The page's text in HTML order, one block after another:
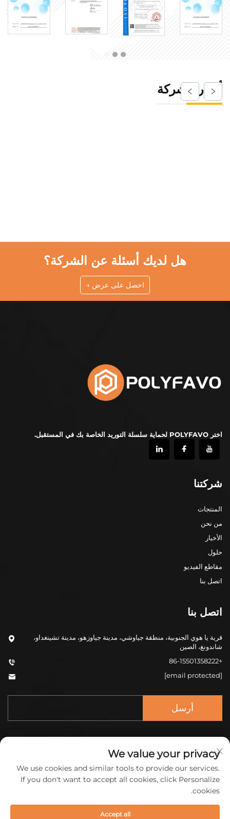
أخبار الشركة
هل لديك أسئلة عن الشركة؟
احصل على عرض →
اختر POLYFAVO لحماية سلسلة التوريد الخاصة بك في المستقبل.
شركتنا
المنتجات
من نحن
الأخبار
حلول
مقاطع الفيديو
اتصل بنا
اتصل بنا
قرية يا هوي الجنوبية، منطقة جياوشي، مدينة جياوزهو، مدينة تشينغداو،
شاندونغ، الصين
+86-15501358222
[email protected]
أرسل
We value your privacy
We use cookies and similar tools to provide our services.
If you don't want to accept all cookies, click Personalize
cookies.
Accept all